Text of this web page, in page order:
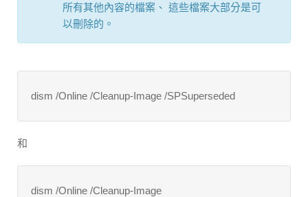
所有其他內容的檔案、 這些檔案大部分是可
以刪除的。
dism /Online /Cleanup-Image /SPSuperseded
和
dism /Online /Cleanup-Image